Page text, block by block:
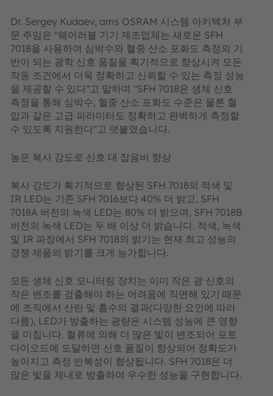
Dr. Sergey Kudaev, ams OSRAM 시스템 아키텍처 부
문 주임은 "웨어러블 기기 제조업체는 새로운 SFH
7018을 사용하여 심박수와 혈중 산소 포화도 측정의 기
반이 되는 광학 신호 품질을 획기적으로 향상시켜 모든
작동 조건에서 더욱 정확하고 신뢰할 수 있는 측정 성능
을 제공할 수 있다"고 말하며 "SFH 7018은 생체 신호
측정을 통해 심박수, 혈중 산소 포화도 수준은 물론 혈
압과 같은 고급 파라미터도 정확하고 완벽하게 측정할
수 있도록 지원한다"고 덧붙였습니다.
높은 복사 강도로 신호 대 잡음비 향상
복사 강도가 획기적으로 향상된 SFH 7018의 적색 및
IR LED는 기존 SFH 7016보다 40% 더 밝고, SFH
7018A 버전의 녹색 LED는 80% 더 밝으며, SFH 7018B
버전의 녹색 LED는 두 배 이상 더 밝습니다. 적색, 녹색
및 IR 파장에서 SFH 7018의 밝기는 현재 최고 성능의
경쟁 제품의 밝기를 크게 능가합니다.
모든 생체 신호 모니터링 장치는 이미 작은 광 신호의
작은 변조를 검출해야 하는 어려움에 직면해 있기 때문
에 조직에서 산란 및 흡수의 결과(다양한 요인에 따라
다름), LED가 방출하는 광량은 시스템 성능에 큰 영향
을 미칩니다. 혈류에 의해 더 많은 빛이 변조되어 포토
다이오드에 도달하면 신호 품질이 향상되어 정확도가
높아지고 측정 반복성이 향상됩니다. SFH 7018은 더
많은 빛을 체내로 방출하여 우수한 성능을 구현합니다.